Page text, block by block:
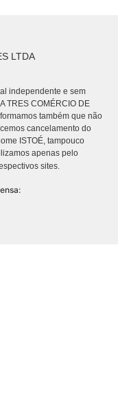
LTDA
independente e sem
TRES COMÉRCIO DE
também que não
cancelamento do
ISTOÉ, tampouco
apenas pelo
sites.